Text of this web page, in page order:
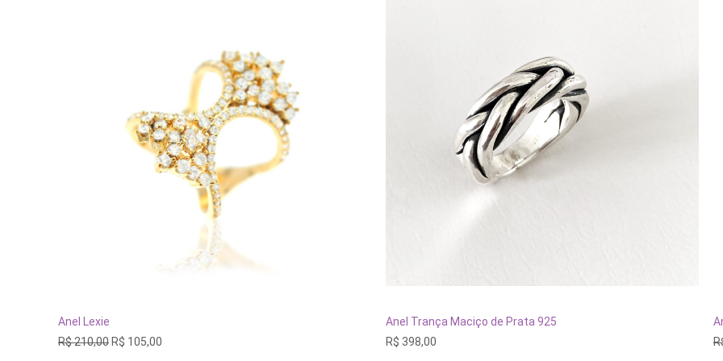
tem
variantes.
Anel Lexie
R$210,00OR$ 105,00
VER OPÇÕES
tem
variantes.
Anel Trança Maciço de Prata 925
R$ 398,00